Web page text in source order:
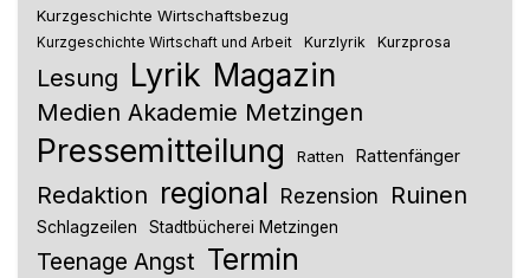
Kurzgeschichte Wirtschaftsbezug
Kurzgeschichte Wirtschaft und Arbeit Kurzlyrik Kurzprosa
Lesung Lyrik Magazin
Medien Akademie Metzingen
Pressemitteilung Ratten Rattenfänger
Redaktion regional Rezension Ruinen
Schlagzeilen Stadtbücherei Metzingen
Teenage Angst Termin